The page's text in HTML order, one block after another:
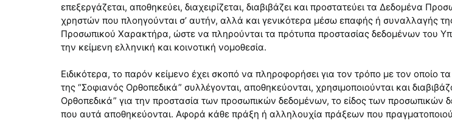
επεξεργάζεται, αποθηκεύει, διαχειρίζεται, διαβιβάζει και προστατεύει τα Δεδομένα
χρηστών που πλοηγούνται σ’ αυτήν, αλλά και γενικότερα μέσω επαφής ή συναλλαγής
Προσωπικού Χαρακτήρα, ώστε να πληρούνται τα πρότυπα προστασίας δεδομένων του
την κείμενη ελληνική και κοινοτική νομοθεσία.
Ειδικότερα, το παρόν κείμενο έχει σκοπό να πληροφορήσει για τον τρόπο με τον
της “Σοφιανός Ορθοπεδικά” συλλέγονται, αποθηκεύονται, χρησιμοποιούνται και
Ορθοπεδικά” για την προστασία των προσωπικών δεδομένων, το είδος των προσωπικών
που αυτά αποθηκεύονται. Αφορά κάθε πράξη ή αλληλουχία πράξεων που